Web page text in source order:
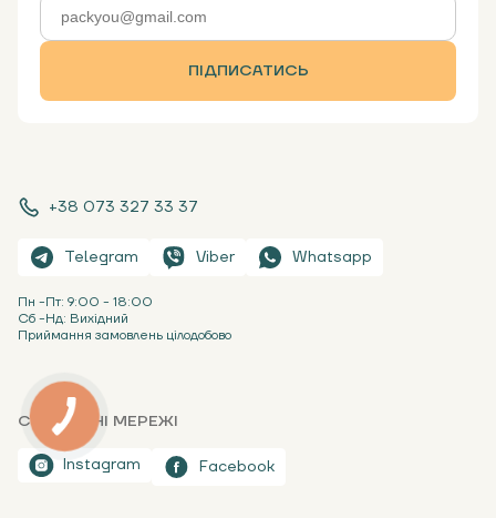
+38 073 327 33 37
Telegram Viber Whatsapp
Пн -Пт: 9:00 - 18:00
Сб -Нд: Вихідний
Приймання замовлень цілодобово
СОЦІАЛЬНІ МЕРЕЖІ
Instagram Facebook
ПІДПИСАТИСЬ